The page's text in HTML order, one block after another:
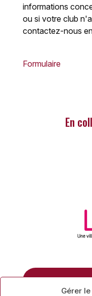
Gérer
informations
ou si votre club
contactez-nous
Formulaire
En